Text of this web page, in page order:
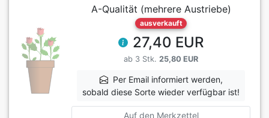
A-Qualität (mehrere Austriebe)
ausverkauft
27,40 EUR
ab 3 Stk. 25,80 EUR
Per Email informiert werden,
sobald diese Sorte wieder verfügbar ist!
Auf den Merkzettel